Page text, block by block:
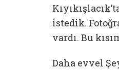
istedik.
vardı. Bu
Daha evvel